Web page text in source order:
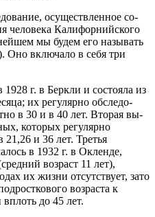
осуществленное со­
человека Калифорнийского
мы будем его назы­вать
включало в себя три
г. в Беркли и состояла из
их регулярно обследо­
в 30 и в 40 лет. Вторая вы­
которых регулярно
21,26 и 36 лет. Третья
в 1932 г. в Окленде,
возраст 11 лет),
их жизни отсутствует, зато
возраста к
до 45 лет.